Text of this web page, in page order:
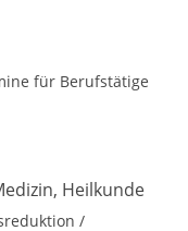
für Berufstätige
Heilkunde
/